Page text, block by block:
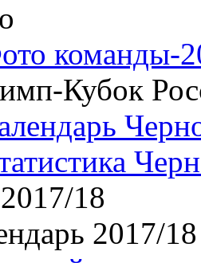
команды-
Кубок
18
2017/18